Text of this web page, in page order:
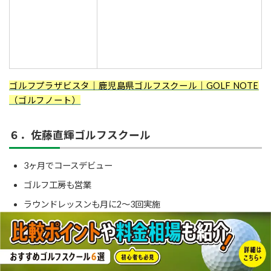
ゴルフプラザビスタ｜鹿児島県ゴルフスクール｜GOLF NOTE
（ゴルフノート）
６．佐藤直輝ゴルフスクール
3ヶ月でコースデビュー
ゴルフ工房も営業
ラウンドレッスンも月に2～3回実施